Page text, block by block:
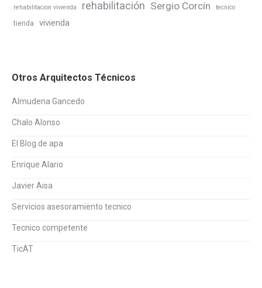
rehabilitacion vivienda rehabilitación Sergio Corcín tecnico
tienda vivienda
Otros Arquitectos Técnicos
Almudena Gancedo
Chalo Alonso
El Blog de apa
Enrique Alario
Javier Aisa
Servicios asesoramiento tecnico
Tecnico competente
TicAT